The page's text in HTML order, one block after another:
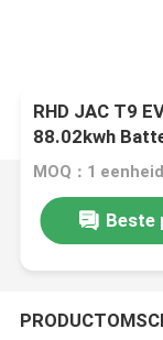
RHD JAC T9
88.02kwh
MOQ：1 eenheid
Beste